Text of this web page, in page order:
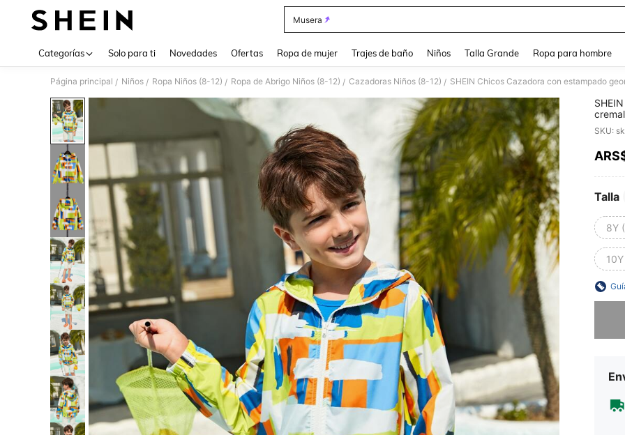
Musera
Categorías Solo para ti Novedades Ofertas Ropa de mujer Trajes de baño Niños Talla Grande Ropa para hombre
Página principal / Niños / Ropa Niños (8-12) / Ropa de Abrigo Niños (8-12) / Cazadoras Niños (8-12) / SHEIN Chicos Cazadora con estampado
SKU:
Talla
8Y